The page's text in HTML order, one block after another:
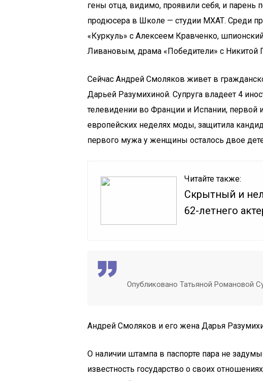
гены отца, видимо, проявили себя, и парень
продюсера в Школе — студии МХАТ. Среди
«Куркуль» с Алексеем Кравченко,
Ливановым, драма «Победители» с
Сейчас Андрей Смоляков живет в
Дарьей Разумихиной. Супруга владеет 4
телевидении во Франции и Испании, первой
европейских неделях моды, защитила
первого мужа у женщины осталось двое
Читайте также:
Скрытный и
62-летнего
Опубликовано Татьяной Романовой
Андрей Смоляков и его жена Дарья
О наличии штампа в паспорте пара не
известность государство о своих